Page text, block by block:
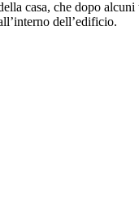
casa, che dopo
dell’edificio.